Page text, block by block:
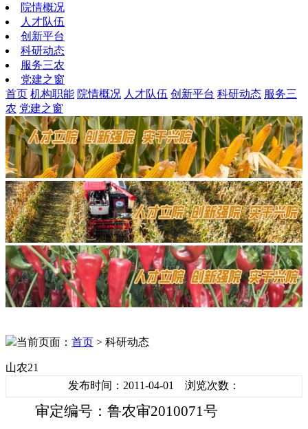
院情概况
人才队伍
创新平台
科研动态
服务三农
党建之窗
首页 机构职能 院情概况 人才队伍 创新平台 科研动态 服务三
农 党建之窗
当前页面： 首页 > 科研动态
山农21
发布时间：2011-04-01 浏览次数：
审定编号：鲁农审2010071号